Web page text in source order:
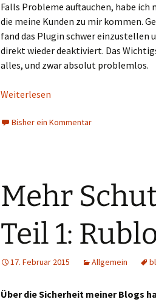
Falls Probleme auftauchen, habe
die meine Kunden zu mir kommen.
fand das Plugin schwer einzustellen
direkt wieder deaktiviert. Das
alles, und zwar absolut problemlos.
Weiterlesen
Bisher ein Kommentar
Mehr
Teil 1:
17. Februar 2015 Allgemein
Über die Sicherheit meiner Blogs